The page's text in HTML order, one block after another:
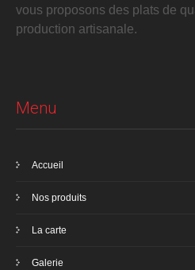
vous proposons des plats de
production artisanale.
Menu
Accueil
Nos produits
La carte
Galerie